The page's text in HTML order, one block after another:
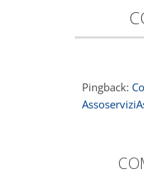
Pingback: